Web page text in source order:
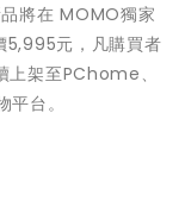
將在 MOMO獨家
5,995元，凡購買者
架至PChome、
台。